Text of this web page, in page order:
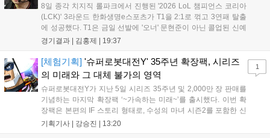
8일 종각 치지직 롤파크에서 진행된 '2026 LoL 챔피언스 코리아
(LCK)' 3라운드 한화생명e스포츠가 T1을 2:1로 꺾고 3연패 탈출
에 성공했다. T1은 금일 선발에 '오너' 문현준이 아닌 콜업된 신예
'페인터' 김은후를 투입했지만, 결국 1:2로 패배하고 말았다. T1은
을 빼냈다....
경기결과 | 김홍제 19:37
[체험기획] '슈퍼로봇대전Y' 35주년 확장팩, 시리즈
의 미래와 그 대체 불가의 영역
슈퍼로봇대전Y가 지난 5일 시리즈 35주년 및 2,000만 장 판매를
기념하는 마지막 확장팩 ‘~가속하는 미래~’를 출시했다. 이번 확
장팩은 본편의 IF 스토리 형태로, 수성의 마녀 시즌2를 포함한 신
규 참전작과 크로스오버 합체기를 선보이며 작품을 완결 짓는다.
기획기사 | 강승진 13:20
1